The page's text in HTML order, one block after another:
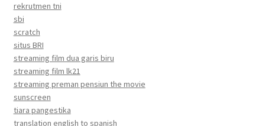
rekrutmen tni
sbi
scratch
situs BRI
streaming film dua garis biru
streaming film lk21
streaming preman pensiun the movie
sunscreen
tiara pangestika
translation english to spanish